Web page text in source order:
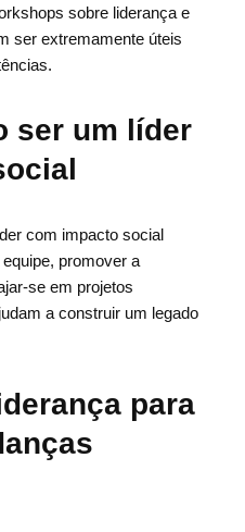
sobre liderança e
ser extremamente úteis
ser um líder
com impacto social
promover a
se em projetos
a construir um legado
para